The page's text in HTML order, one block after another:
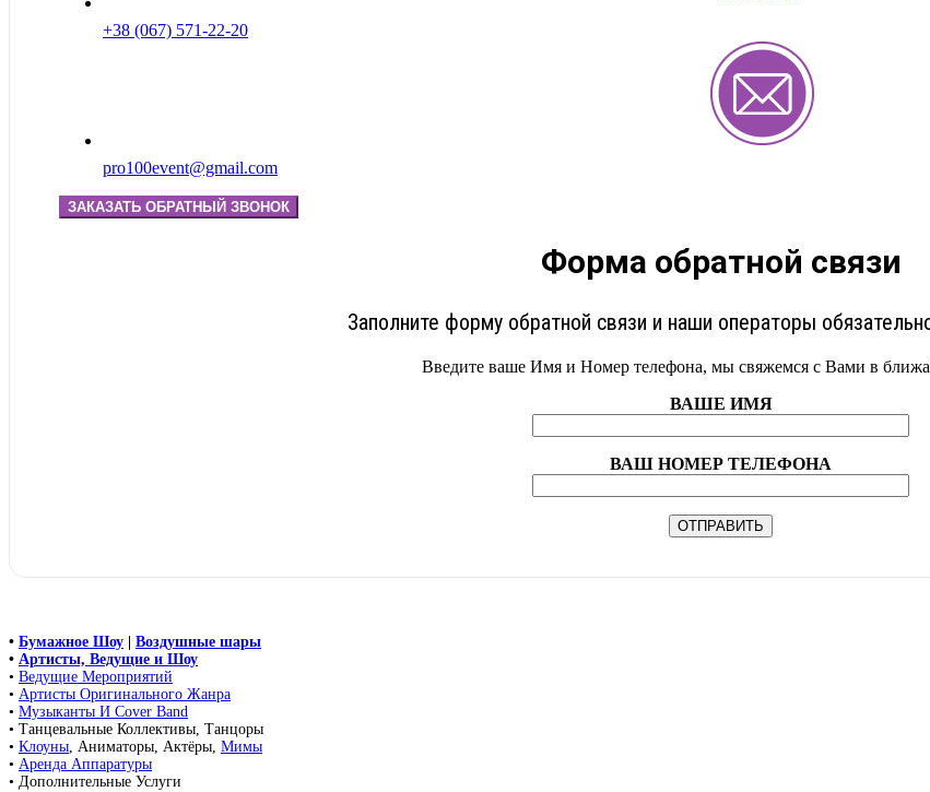
+38 (067) 571-22-20
pro100event@gmail.com
ЗАКАЗАТЬ ОБРАТНЫЙ ЗВОНОК
Форма обратной связи
Заполните форму обратной связи и наши операторы
Введите ваше Имя и Номер телефона, мы свяжемся с Вами в
ВАШЕ ИМЯ
ВАШ НОМЕР ТЕЛЕФОНА
• Бумажное Шоу
Воздушные шары
• Артисты, Ведущие и Шоу
• Ведущие Мероприятий
• Артисты Оригинального Жанра
• Музыканты И Cover Band
• Танцевальные Коллективы, Танцоры
• Клоуны, Аниматоры, Актёры, Мимы
• Аренда Аппаратуры
• Дополнительные Услуги